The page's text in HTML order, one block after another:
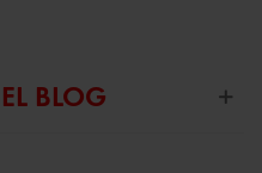
BLOG